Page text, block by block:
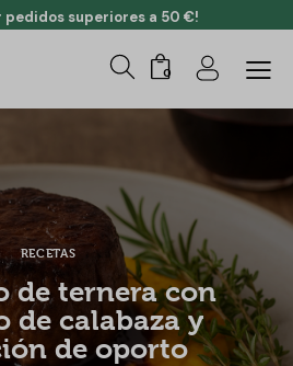
pedidos superiores a 50 €!
0
RECETAS
de ternera con
de calabaza y
de oporto